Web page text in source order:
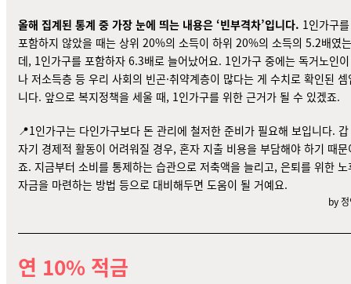
올해 집계된 통계 중 가장 눈에 띄는 내용은 ‘빈부격차’입니다. 1인가구를
포함하지 않았을 때는 상위 20%의 소득이 하위 20%의 소득의 5.2배였는
데, 1인가구를 포함하자 6.3배로 늘어났어요. 1인가구 중에는 독거노인이
나 저소득층 등 우리 사회의 빈곤·취약계층이 많다는 게 수치로 확인된 셈
니다. 앞으로 복지정책을 세울 때, 1인가구를 위한 근거가 될 수 있겠죠.
📍1인가구는 다인가구보다 돈 관리에 철저한 준비가 필요해 보입니다. 갑
자기 경제적 활동이 어려워질 경우, 혼자 지출 비용을 부담해야 하기 때문
죠. 지금부터 소비를 통제하는 습관으로 저축액을 늘리고, 은퇴를 위한 노
자금을 마련하는 방법 등으로 대비해두면 도움이 될 거예요.
by
연 10% 적금